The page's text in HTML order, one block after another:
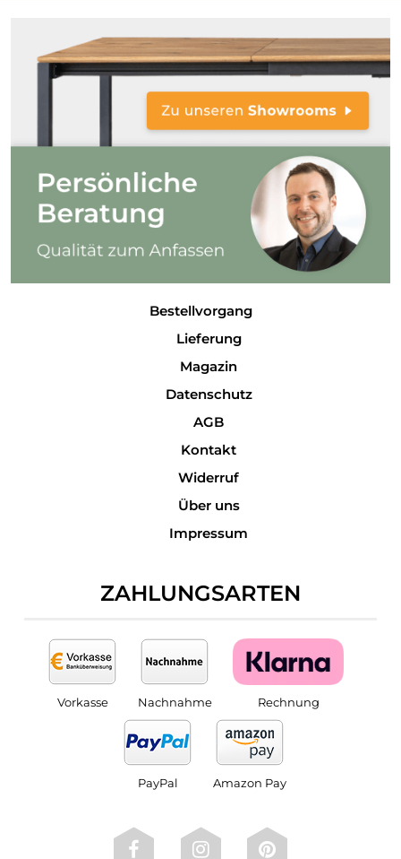
Bestellvorgang
Lieferung
Magazin
Datenschutz
AGB
Kontakt
Widerruf
Über uns
Impressum
ZAHLUNGSARTEN
Vorkasse Nachnahme Rechnung
PayPal Amazon Pay